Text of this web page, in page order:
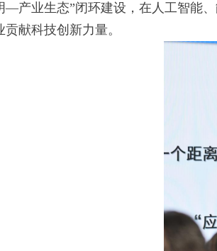
产业生态”闭环建设，在人工智能、
献科技创新力量。